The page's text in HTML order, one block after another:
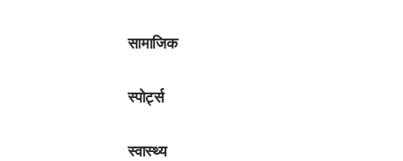
सामाजिक
स्पोर्ट्स
स्वास्थ्य